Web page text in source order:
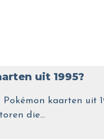
uit 1995?
kaarten uit
die…